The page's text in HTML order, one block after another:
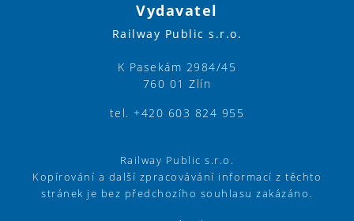
Vydavatel
Railway Public s.r.o.
K Pasekám 2984/45
760 01 Zlín
tel. +420 603 824 955
Railway Public s.r.o.
Kopírování a další zpracovávání informací z těchto
stránek je bez předchozího souhlasu zakázáno.